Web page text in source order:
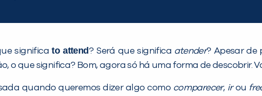
significato attend? Será que significa atender? Apesar de
o que significa? Bom, agora só há uma forma de descobrir.
quando queremos dizer algo como comparecer, irou